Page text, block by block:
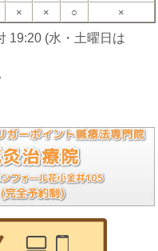
× × ○ ×
19:20 (水・土曜日は